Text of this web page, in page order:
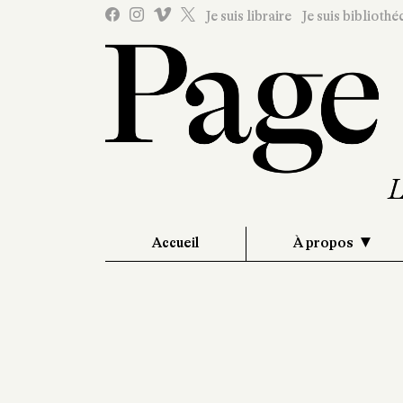
Je suis libraire Je suis
Accueil À propos